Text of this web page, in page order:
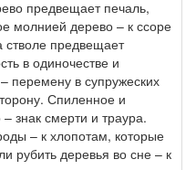
предвещает печаль,
молнией дерево – к ссоре
стволе предвещает
в одиночестве и
перемену в супружеских
Спиленное и
знак смерти и траура.
– к хлопотам, которые
рубить деревья во сне – к